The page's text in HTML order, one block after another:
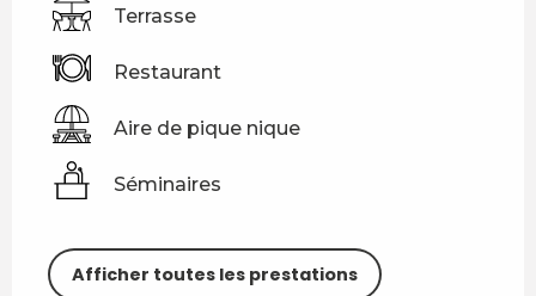
Terrasse
Restaurant
Aire de pique nique
Séminaires
Afficher toutes les prestations